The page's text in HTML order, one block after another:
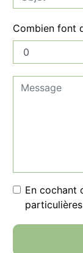
Combien font
En cochant